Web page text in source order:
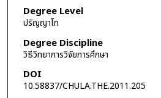
Degree Level
ปริญญาโท
Degree Discipline
วิธีวิทยาการวิจัยการศึกษา
DOI
10.58837/CHULA.THE.2011.205